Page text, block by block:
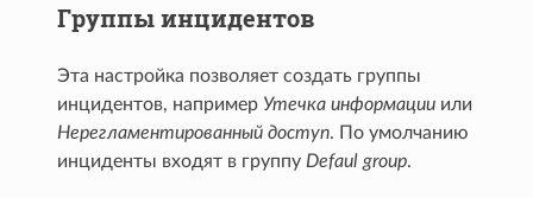
Группы инцидентов
Эта настройка позволяет создать группы
инцидентов, например Утечка информации или
Нерегламентированный доступ. По умолчанию
инциденты входят в группу Defaul group.